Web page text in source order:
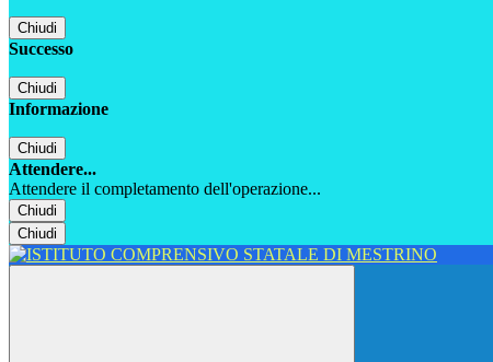
Chiudi
Successo
Chiudi
Informazione
Chiudi
Attendere...
Attendere il completamento dell'operazione...
Chiudi
Chiudi